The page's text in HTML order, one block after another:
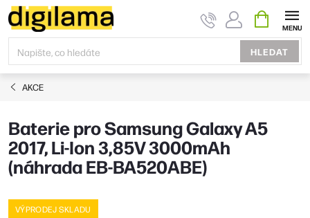
Přejít
na
obsah
HLEDAT
KOŠÍK
AKCE
Baterie pro Samsung Galaxy A5
2017, Li-Ion 3,85V 3000mAh
(náhrada EB-BA520ABE)
VÝPRODEJ SKLADU